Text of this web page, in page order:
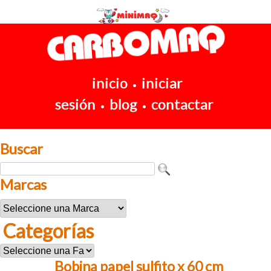
inicio • iniciar
sesión • blog • contactar
Buscar
Marcas
Categorías
Bobina papel sulfito x 60 cm